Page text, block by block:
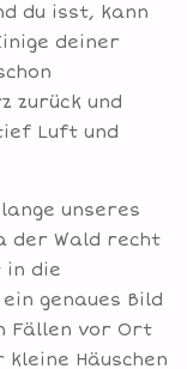
du isst, kann
deiner
zurück und
Luft und
unseres
der Wald recht
in die
genaues Bild
Fällen vor Ort
Häuschen